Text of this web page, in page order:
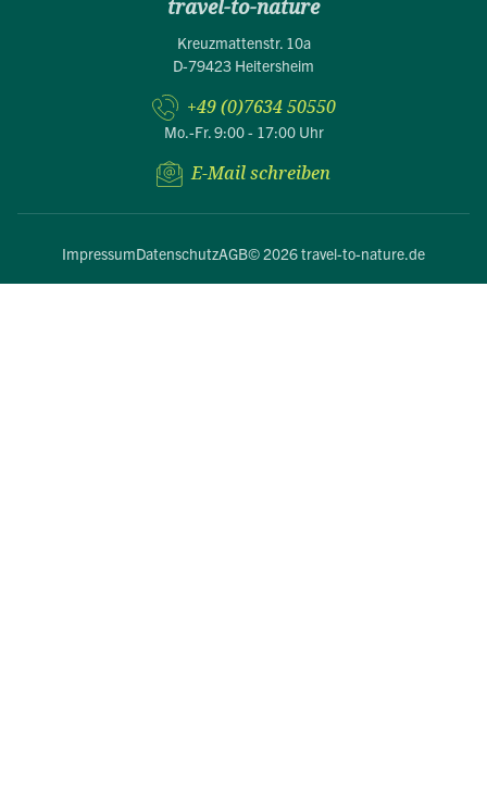
travel-to-nature
Kreuzmattenstr. 10a
D-79423 Heitersheim
+49 (0)7634 50550
Mo.-Fr. 9:00 - 17:00 Uhr
E-Mail schreiben
ImpressumDatenschutzAGB© 2026 travel-to-nature.de